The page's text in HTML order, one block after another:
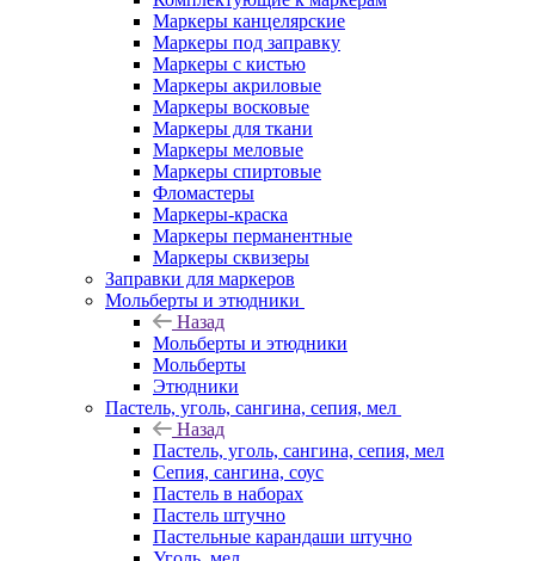
Маркеры канцелярские
Маркеры под заправку
Маркеры с кистью
Маркеры акриловые
Маркеры восковые
Маркеры для ткани
Маркеры меловые
Маркеры спиртовые
Фломастеры
Маркеры-краска
Маркеры перманентные
Маркеры сквизеры
Заправки для маркеров
Мольберты и этюдники
Назад
Мольберты и этюдники
Мольберты
Этюдники
Пастель, уголь, сангина, сепия, мел
Назад
Пастель, уголь, сангина, сепия, мел
Сепия, сангина, соус
Пастель в наборах
Пастель штучно
Пастельные карандаши штучно